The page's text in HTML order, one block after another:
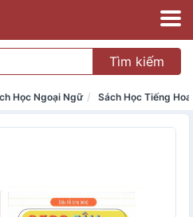
Tìm kiếm
Học Ngoại Ngữ Sách Học Tiếng Hoa